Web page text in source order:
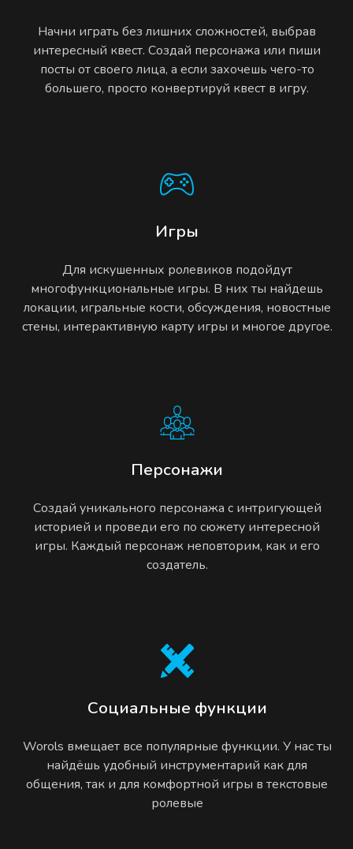
Начни играть без лишних сложностей, выбрав
интересный квест. Создай персонажа или пиши
посты от своего лица, а если захочешь чего-то
большего, просто конвертируй квест в игру.
Игры
Для искушенных ролевиков подойдут
многофункциональные игры. В них ты найдешь
локации, игральные кости, обсуждения, новостные
стены, интерактивную карту игры и многое другое.
Персонажи
Создай уникального персонажа с интригующей
историей и проведи его по сюжету интересной
игры. Каждый персонаж неповторим, как и его
создатель.
Социальные функции
Worols вмещает все популярные функции. У нас ты
найдёшь удобный инструментарий как для
общения, так и для комфортной игры в текстовые
ролевые